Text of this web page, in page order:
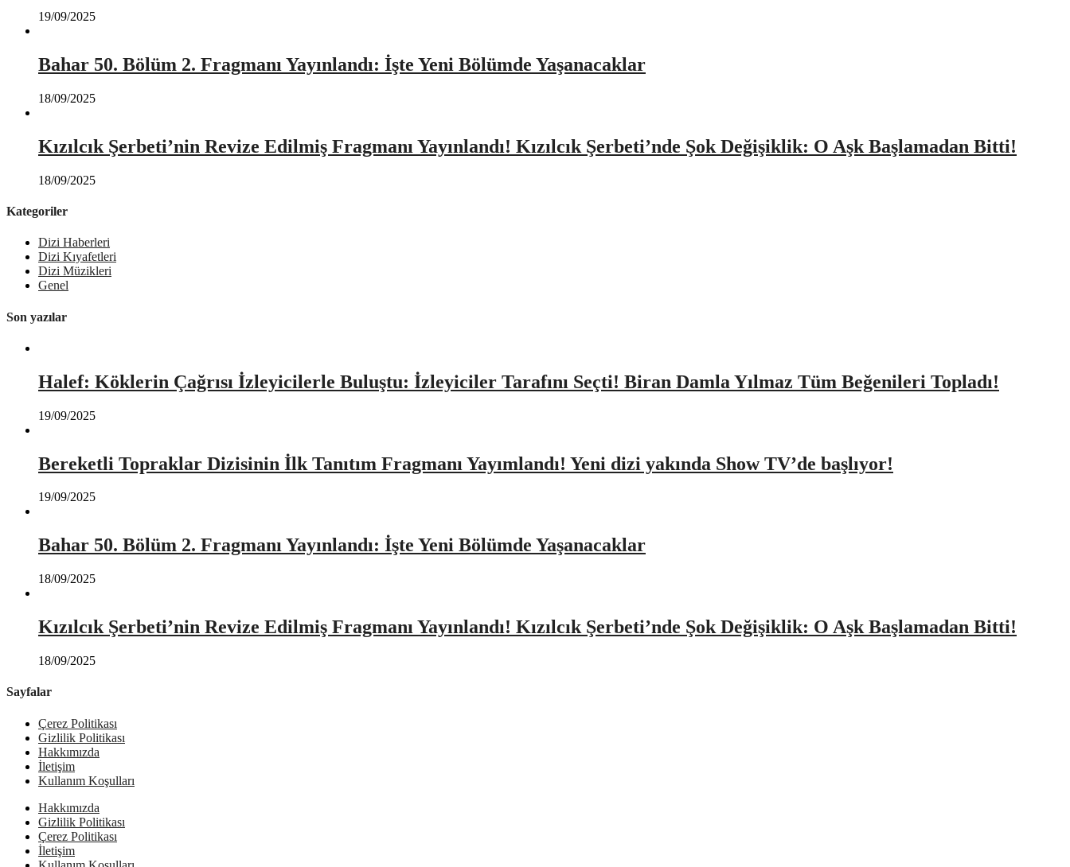
19/09/2025
Bahar 50. Bölüm 2. Fragmanı Yayınlandı: İşte Yeni Bölümde Yaşanacaklar
18/09/2025
Kızılcık Şerbeti’nin Revize Edilmiş Fragmanı Yayınlandı! Kızılcık Şerbeti’nde Şok Değişiklik: O Aşk Başlamadan Bitti!
18/09/2025
Kategoriler
Dizi Haberleri
Dizi Kıyafetleri
Dizi Müzikleri
Genel
Son yazılar
Halef: Köklerin Çağrısı İzleyicilerle Buluştu: İzleyiciler Tarafını Seçti! Biran Damla Yılmaz Tüm Beğenileri Topladı!
19/09/2025
Bereketli Topraklar Dizisinin İlk Tanıtım Fragmanı Yayımlandı! Yeni dizi yakında Show TV’de başlıyor!
19/09/2025
Bahar 50. Bölüm 2. Fragmanı Yayınlandı: İşte Yeni Bölümde Yaşanacaklar
18/09/2025
Kızılcık Şerbeti’nin Revize Edilmiş Fragmanı Yayınlandı! Kızılcık Şerbeti’nde Şok Değişiklik: O Aşk Başlamadan Bitti!
18/09/2025
Sayfalar
Çerez Politikası
Gizlilik Politikası
Hakkımızda
İletişim
Kullanım Koşulları
Hakkımızda
Gizlilik Politikası
Çerez Politikası
İletişim